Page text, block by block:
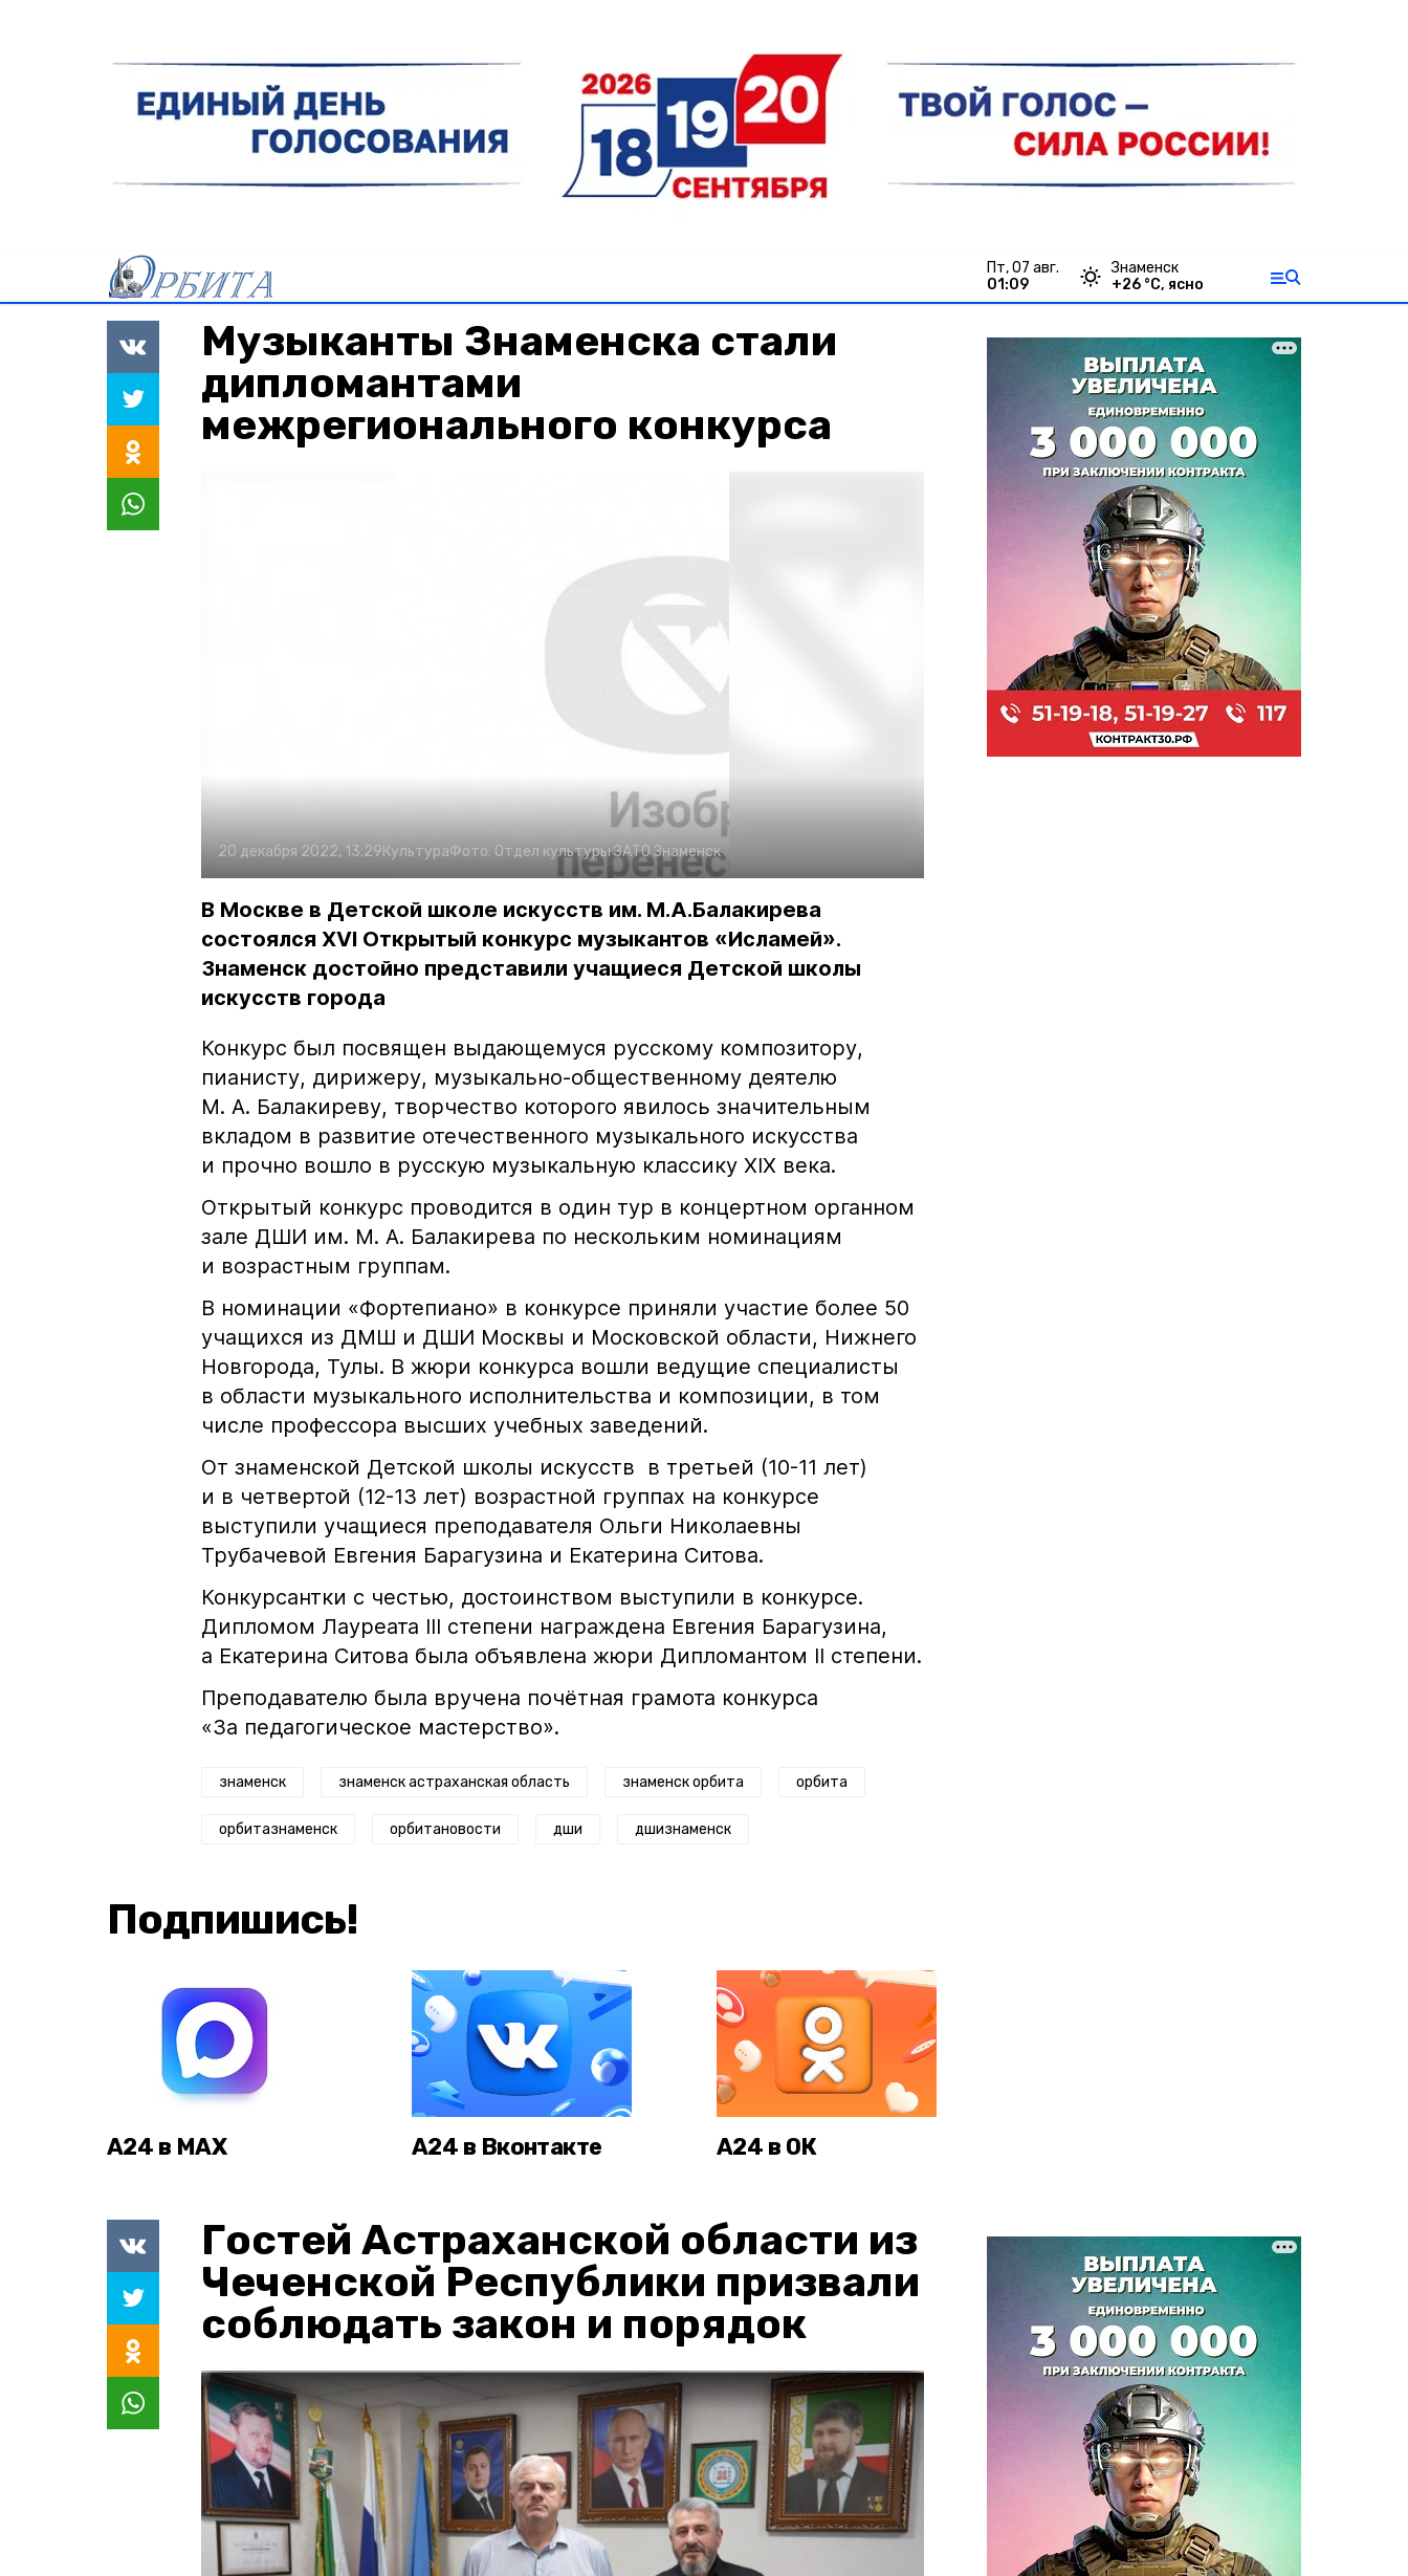
пт, 07 авг.
01:09
Знаменск
+26 °С, ясно
Музыканты Знаменска стали
дипломантами
межрегионального конкурса
20 декабря 2022, 13:29КультураФото: Отдел культуры ЗАТО Знаменск
В Москве в Детской школе искусств им. М.А.Балакирева
состоялся XVI Открытый конкурс музыкантов «Исламей».
Знаменск достойно представили учащиеся Детской школы
искусств города
Конкурс был посвящен выдающемуся русскому композитору,
пианисту, дирижеру, музыкально-общественному деятелю
М. А. Балакиреву, творчество которого явилось значительным
вкладом в развитие отечественного музыкального искусства
и прочно вошло в русскую музыкальную классику ХIХ века.
Открытый конкурс проводится в один тур в концертном органном
зале ДШИ им. М. А. Балакирева по нескольким номинациям
и возрастным группам.
В номинации «Фортепиано» в конкурсе приняли участие более 50
учащихся из ДМШ и ДШИ Москвы и Московской области, Нижнего
Новгорода, Тулы. В жюри конкурса вошли ведущие специалисты
в области музыкального исполнительства и композиции, в том
числе профессора высших учебных заведений.
От знаменской Детской школы искусств в третьей (10-11 лет)
и в четвертой (12-13 лет) возрастной группах на конкурсе
выступили учащиеся преподавателя Ольги Николаевны
Трубачевой Евгения Барагузина и Екатерина Ситова.
Конкурсантки с честью, достоинством выступили в конкурсе.
Дипломом Лауреата III степени награждена Евгения Барагузина,
а Екатерина Ситова была объявлена жюри Дипломантом II степени.
Преподавателю была вручена почётная грамота конкурса
«За педагогическое мастерство».
знаменск знаменск астраханская область знаменск орбита орбита
орбитазнаменск орбитановости дши дшизнаменск
Подпишись!
А24 в MAX А24 в Вконтакте А24 в ОК
Гостей Астраханской области из
Чеченской Республики призвали
соблюдать закон и порядок